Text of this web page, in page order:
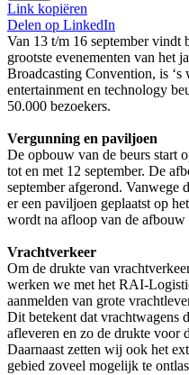
Link kopiëren
Delen op LinkedIn
Van 13 t/m 16 september
grootste evenementen van het
Broadcasting Convention, is ‘s
entertainment en technology
50.000 bezoekers.
Vergunning en paviljoen
De opbouw van de beurs start
tot en met 12 september. De
september afgerond. Vanwege
er een paviljoen geplaatst op
wordt na afloop van de
Vrachtverkeer
Om de drukte van
werken we met het RAI-
aanmelden van grote
Dit betekent dat vrachtwagens
afleveren en zo de drukte voor
Daarnaast zetten wij ook het
gebied zoveel mogelijk te